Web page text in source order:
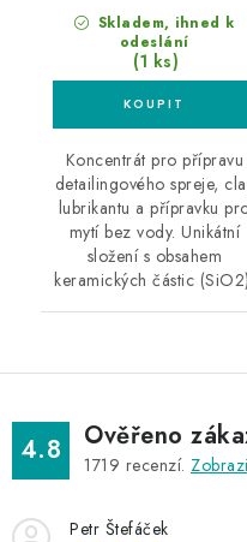
Skladem, ihned k
odeslání
(1 ks)
Koncentrát pro přípravu
detailingového spreje,
lubrikantu a přípravku
mytí bez vody. Unikátní
složení s obsahem
keramických částic
4.8 Ověřeno
1719 recenzí.
Petr Štefáček